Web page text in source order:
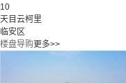
10
天目云柯里
临安区
楼盘导购更多>>